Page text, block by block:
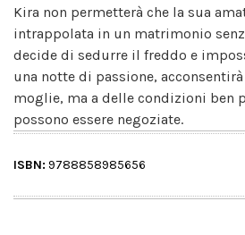
Kira non permetterà che la sua
intrappolata in un matrimonio
decide di sedurre il freddo e
una notte di passione,
moglie, ma a delle condizioni ben
possono essere negoziate.
ISBN: 9788858985656